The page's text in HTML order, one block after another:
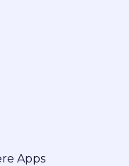
Apps